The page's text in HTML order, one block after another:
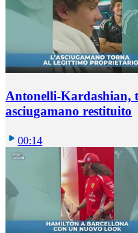
Antonelli-Kardashian,
asciugamano restituito
00:14